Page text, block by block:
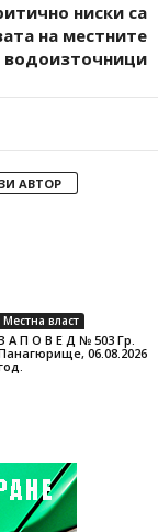
ниски са
на местните
водоизточници
АВТОР
Местна власт
А П О В Е Д № 503 Гр.
06.08.2026